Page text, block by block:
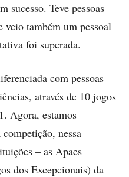
sucesso. Teve pessoas
veio também um pessoal
foi superada.
com pessoas
através de 10 jogos
Agora, estamos
nessa
– as Apaes
dos Excepcionais) da